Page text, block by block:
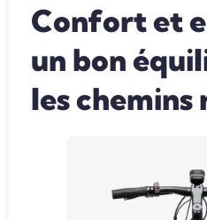
Confort et
un bon
les